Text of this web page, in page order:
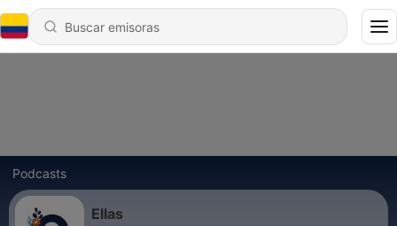
Podcasts
Ellas